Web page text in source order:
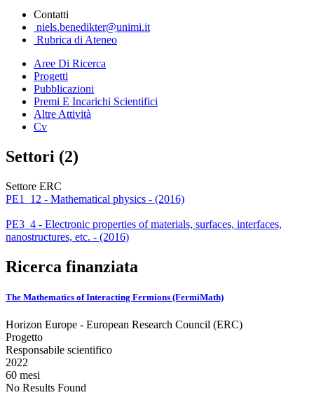
Contatti
niels.benedikter@unimi.it
Rubrica di Ateneo
Aree Di Ricerca
Progetti
Pubblicazioni
Premi E Incarichi Scientifici
Altre Attività
Cv
Settori (2)
Settore ERC
PE1_12 - Mathematical physics - (2016)
PE3_4 - Electronic properties of materials, surfaces, interfaces,
nanostructures, etc. - (2016)
Ricerca finanziata
The Mathematics of Interacting Fermions (FermiMath)
Horizon Europe - European Research Council (ERC)
Progetto
Responsabile scientifico
2022
60 mesi
No Results Found